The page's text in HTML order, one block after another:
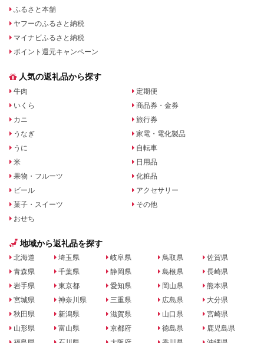
ふるさと本舗
ヤフーのふるさと納税
マイナビふるさと納税
ポイント還元キャンペーン
人気の返礼品から探す
牛肉
いくら
カニ
うなぎ
うに
米
果物・フルーツ
ビール
菓子・スイーツ
おせち
定期便
商品券・金券
旅行券
家電・電化製品
自転車
日用品
化粧品
アクセサリー
その他
地域から返礼品を探す
北海道
青森県
岩手県
宮城県
秋田県
山形県
埼玉県
千葉県
東京都
神奈川県
新潟県
富山県
岐阜県
静岡県
愛知県
三重県
滋賀県
京都府
鳥取県
島根県
岡山県
広島県
山口県
徳島県
佐賀県
長崎県
熊本県
大分県
宮崎県
鹿児島県